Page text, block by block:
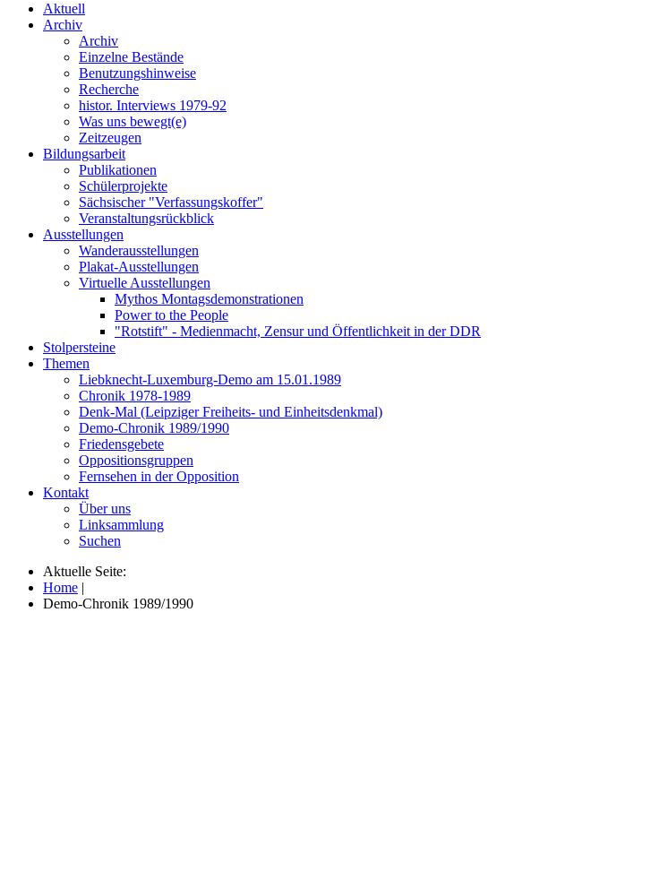
Aktuell
Archiv
Archiv
Einzelne Bestände
Benutzungshinweise
Recherche
histor. Interviews 1979-92
Was uns bewegt(e)
Zeitzeugen
Bildungsarbeit
Publikationen
Schülerprojekte
Sächsischer "Verfassungskoffer"
Veranstaltungsrückblick
Ausstellungen
Wanderausstellungen
Plakat-Ausstellungen
Virtuelle Ausstellungen
Mythos Montagsdemonstrationen
Power to the People
"Rotstift" - Medienmacht, Zensur und Öffentlichkeit in der DDR
Stolpersteine
Themen
Liebknecht-Luxemburg-Demo am 15.01.1989
Chronik 1978-1989
Denk-Mal (Leipziger Freiheits- und Einheitsdenkmal)
Demo-Chronik 1989/1990
Friedensgebete
Oppositionsgruppen
Fernsehen in der Opposition
Kontakt
Über uns
Linksammlung
Suchen
Aktuelle Seite:
Home |
Demo-Chronik 1989/1990